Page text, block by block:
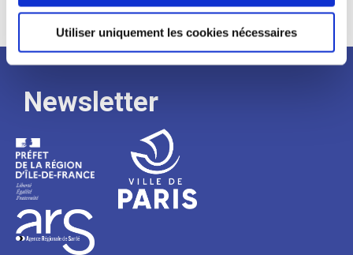
Utiliser uniquement les cookies nécessaires
Newsletter